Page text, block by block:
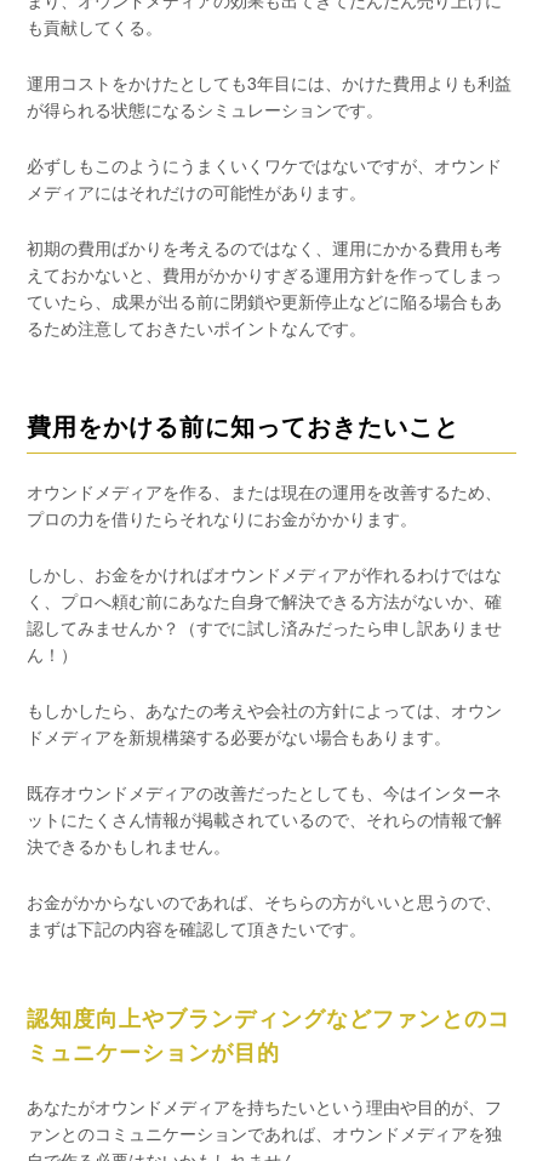
も貢献してくる。
運用コストをかけたとしても3年目には、かけた費用よりも利益
が得られる状態になるシミュレーションです。
必ずしもこのようにうまくいくワケではないですが、オウンド
メディアにはそれだけの可能性があります。
初期の費用ばかりを考えるのではなく、運用にかかる費用も考
えておかないと、費用がかかりすぎる運用方針を作ってしまっ
ていたら、成果が出る前に閉鎖や更新停止などに陥る場合もあ
るため注意しておきたいポイントなんです。
費用をかける前に知っておきたいこと
オウンドメディアを作る、または現在の運用を改善するため、
プロの力を借りたらそれなりにお金がかかります。
しかし、お金をかければオウンドメディアが作れるわけではな
く、プロへ頼む前にあなた自身で解決できる方法がないか、確
認してみませんか？（すでに試し済みだったら申し訳ありませ
ん！）
もしかしたら、あなたの考えや会社の方針によっては、オウン
ドメディアを新規構築する必要がない場合もあります。
既存オウンドメディアの改善だったとしても、今はインターネ
ットにたくさん情報が掲載されているので、それらの情報で解
決できるかもしれません。
お金がかからないのであれば、そちらの方がいいと思うので、
まずは下記の内容を確認して頂きたいです。
認知度向上やブランディングなどファンとのコ
ミュニケーションが目的
あなたがオウンドメディアを持ちたいという理由や目的が、フ
ァンとのコミュニケーションであれば、オウンドメディアを独